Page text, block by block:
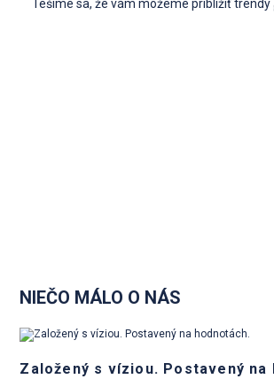
Tešíme sa, že vám môžeme priblížiť trendy
NIEČO MÁLO O NÁS
Založený s víziou. Postavený na